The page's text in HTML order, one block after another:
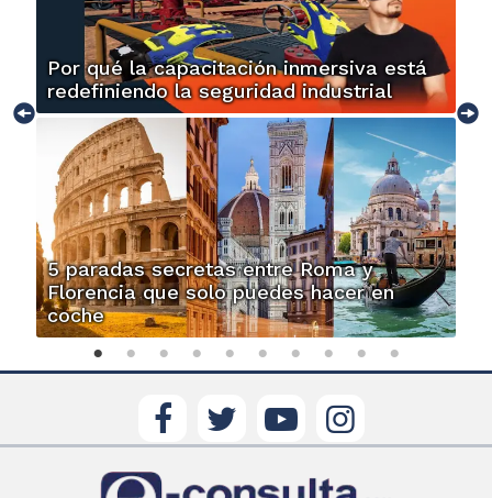
Por qué la capacitación inmersiva está
redefiniendo la seguridad industrial
5 paradas secretas entre Roma y
Florencia que solo puedes hacer en
coche